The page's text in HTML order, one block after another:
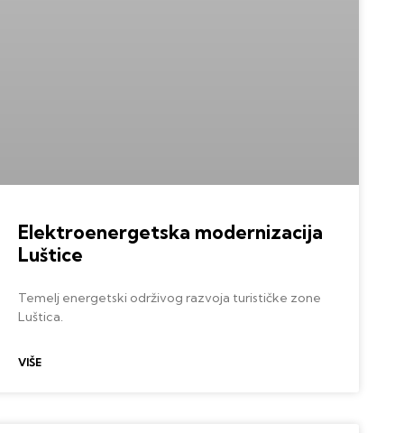
Elektroenergetska modernizacija
Luštice
Temelj energetski održivog razvoja turističke zone
Luštica.
VIŠE